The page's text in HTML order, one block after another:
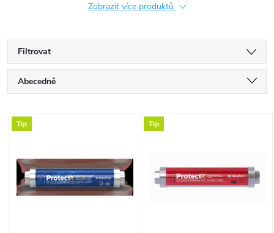
Zobrazit více produktů
Filtrovat
Ř
a
e
n
Abecedně
Nejdražší
V
ý
p
Tip Tip